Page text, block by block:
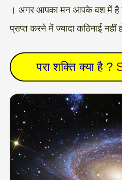
। अगर आपका मन आपके वश में है
प्राप्त करने में ज्यादा कठिनाई नहीं
परा शक्ति क्या है ?